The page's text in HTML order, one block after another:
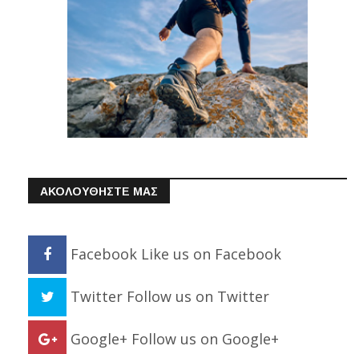
ΑΚΟΛΟΥΘΗΣΤΕ ΜΑΣ
Facebook Like us on Facebook
Twitter Follow us on Twitter
Google+ Follow us on Google+